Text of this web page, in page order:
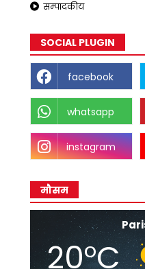
सम्पादकीय
SOCIAL PLUGIN
facebook
whatsapp
instagram
मौसम
20°C